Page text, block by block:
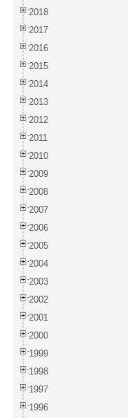
2018
2017
2016
2015
2014
2013
2012
2011
2010
2009
2008
2007
2006
2005
2004
2003
2002
2001
2000
1999
1998
1997
1996